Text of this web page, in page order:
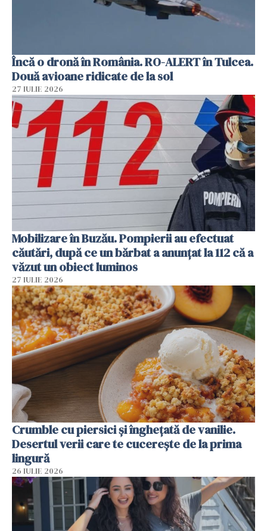
Încă o dronă în România. RO-ALERT în Tulcea.
Două avioane ridicate de la sol
27 IULIE 2026
Mobilizare în Buzău. Pompierii au efectuat
căutări, după ce un bărbat a anunțat la 112 că a
văzut un obiect luminos
27 IULIE 2026
Crumble cu piersici și înghețată de vanilie.
Desertul verii care te cucerește de la prima
lingură
26 IULIE 2026